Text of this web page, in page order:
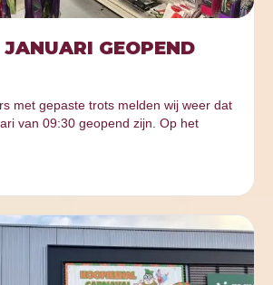
GEOPEND
met gepaste trots melden wij weer dat
van 09:30 geopend zijn. Op het